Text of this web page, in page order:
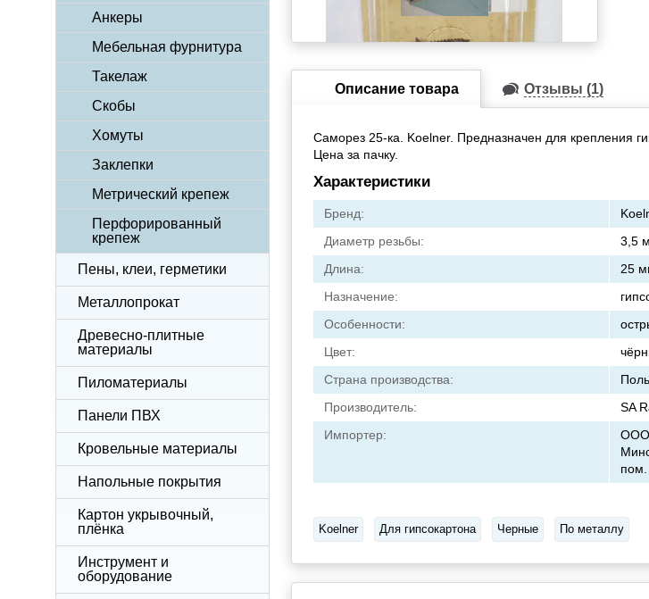
Анкеры
Мебельная фурнитура
Такелаж
Скобы
Хомуты
Заклепки
Метрический крепеж
Перфорированный
крепеж
Пены, клеи, герметики
Металлопрокат
Древесно-плитные
материалы
Пиломатериалы
Панели ПВХ
Кровельные материалы
Напольные покрытия
Картон укрывочный,
плёнка
Инструмент и
оборудование
Описание товара Отзывы (1)
Саморез 25-ка. Koelner. Предназначен для крепления
Цена за пачку.
Характеристики
Бренд:
Диаметр резьбы:
3,5
Длина:
25
Назначение:
Особенности:
Цвет:
Страна производства:
Производитель:
SA
Импортер:
ООО
пом.
Koelner Для гипсокартона Черные По металлу